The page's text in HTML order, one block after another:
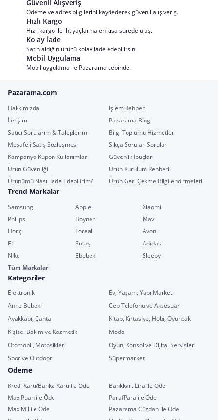
Güvenli Alışveriş
Ödeme ve adres bilgilerini kaydederek güvenli alış veriş.
Hızlı Kargo
Hızlı kargo ile ihtiyaçlarına en kısa sürede ulaş.
Kolay İade
Satın aldığın ürünü kolay iade edebilirsin.
Mobil Uygulama
Mobil uygulama ile Pazarama cebinde.
Pazarama.com
Hakkımızda
İşlem Rehberi
İletişim
Pazarama Blog
Satıcı Sorularım & Taleplerim
Bilgi Toplumu Hizmetleri
Mesafeli Satış Sözleşmesi
Sıkça Sorulan Sorular
Kampanya Kupon Kullanımları
Güvenlik İpuçları
Ürün Güvenliği
Ürün Kurulum Rehberi
Ürünümü Nasıl İade Edebilirim?
Ürün Geri Çekme Bilgilendirmeleri
Trend Markalar
Samsung Apple
Xiaomi
Philips
Boyner
Mavi
Hotiç
Loreal
Avon
Eti
Sütaş
Adidas
Nike
Ebebek
Sleepy
Tüm Markalar
Kategoriler
Elektronik
Ev, Yaşam, Yapı Market
Anne Bebek
Cep Telefonu ve Aksesuar
Ayakkabı, Çanta
Kitap, Kırtasiye, Hobi, Oyuncak
Kişisel Bakım ve Kozmetik
Moda
Otomobil, Motosiklet
Oyun, Konsol ve Dijital Servisler
Spor ve Outdoor
Süpermarket
Ödeme
Kredi Kartı/Banka Kartı ile Öde
Bankkart Lira ile Öde
MaxiPuan ile Öde
ParafPara ile Öde
MaxiMil ile Öde
Pazarama Cüzdan ile Öde